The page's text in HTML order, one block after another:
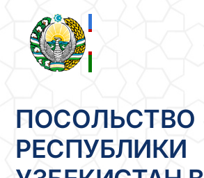
content
ПОСОЛЬСТВО
РЕСПУБЛИКИ